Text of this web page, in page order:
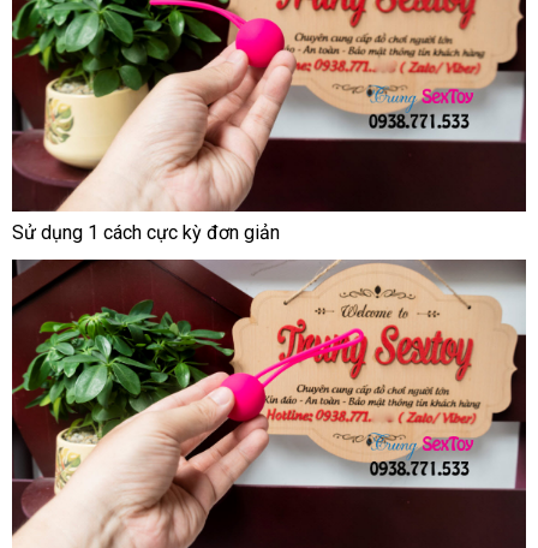
Sử dụng 1 cách cực kỳ đơn giản